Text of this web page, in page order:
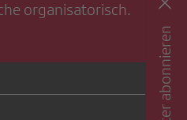
organisatorisch.